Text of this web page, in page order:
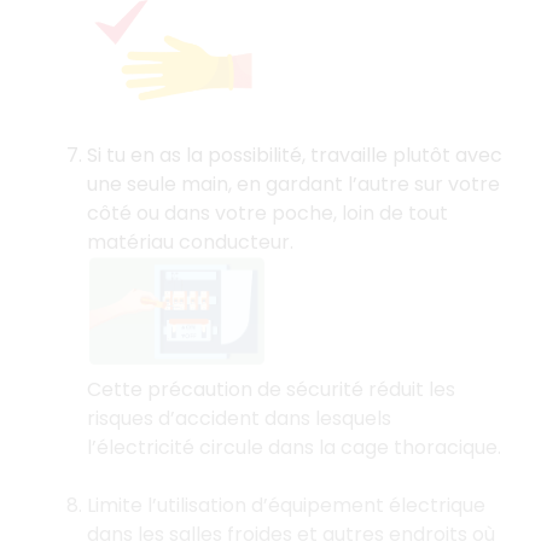
Si tu en as la possibilité, travaille plutôt avec
une seule main, en gardant l’autre sur votre